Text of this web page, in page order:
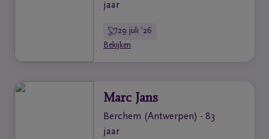
jaar
29 juli '26
Bekijken
Marc Jans
Berchem (Antwerpen) - 83
jaar